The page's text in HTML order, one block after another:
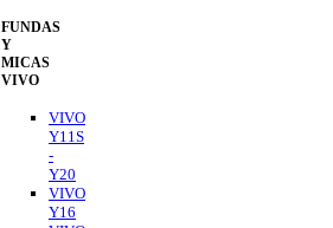
FUNDAS
Y
MICAS
VIVO
VIVO
Y11S
-
Y20
VIVO
Y16